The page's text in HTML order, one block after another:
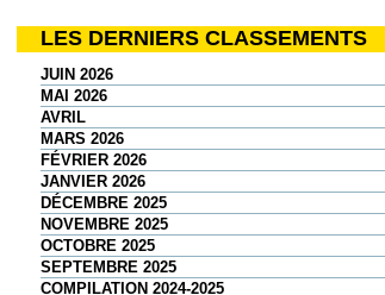
LES DERNIERS CLASSEMENTS
JUIN 2026
MAI 2026
AVRIL
MARS 2026
FÉVRIER 2026
JANVIER 2026
DÉCEMBRE 2025
NOVEMBRE 2025
OCTOBRE 2025
SEPTEMBRE 2025
COMPILATION 2024-2025